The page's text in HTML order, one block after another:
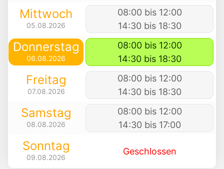
Mittwoch
05.08.2026
08:00 bis 12:00
14:30 bis 18:30
Donnerstag
06.08.2026
08:00 bis 12:00
14:30 bis 18:30
Freitag
07.08.2026
08:00 bis 12:00
14:30 bis 18:30
Samstag
08.08.2026
08:00 bis 12:00
14:30 bis 17:00
Sonntag
09.08.2026
Geschlossen